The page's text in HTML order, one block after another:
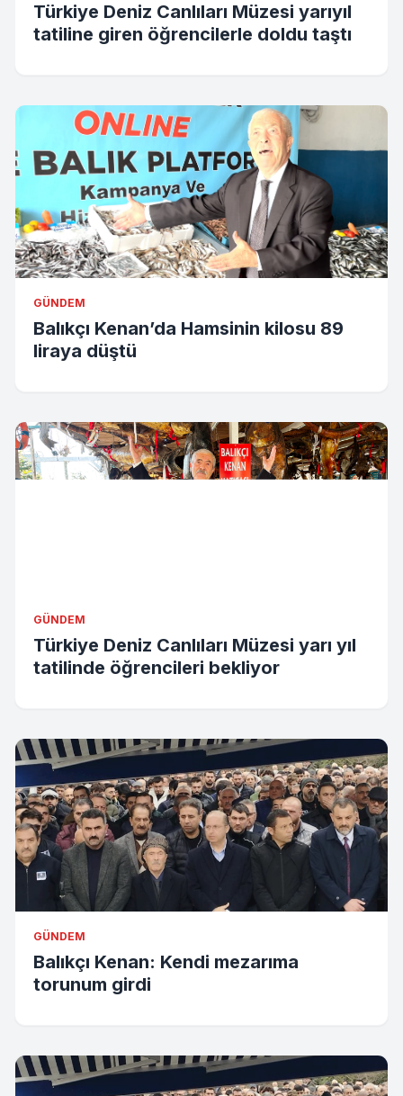
Türkiye Deniz Canlıları Müzesi yarıyıl
tatiline giren öğrencilerle doldu taştı
GÜNDEM
Balıkçı Kenan’da Hamsinin kilosu 89
liraya düştü
GÜNDEM
Türkiye Deniz Canlıları Müzesi yarı yıl
tatilinde öğrencileri bekliyor
GÜNDEM
Balıkçı Kenan: Kendi mezarıma
torunum girdi